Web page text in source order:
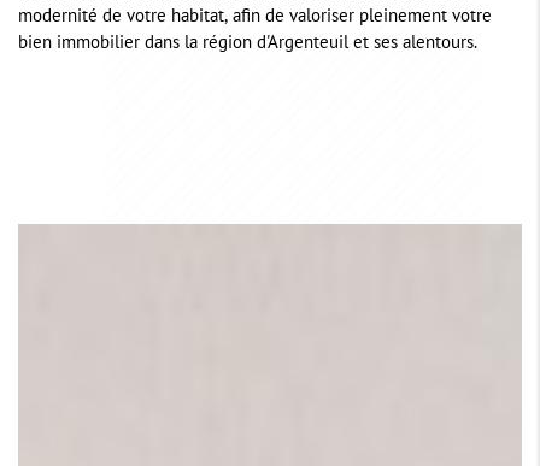
modernité de votre habitat, afin de valoriser pleinement votre
bien immobilier dans la région d'Argenteuil et ses alentours.